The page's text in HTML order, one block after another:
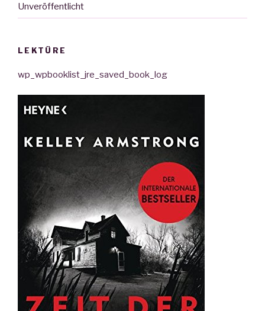
Unveröffentlicht
LEKTÜRE
wp_wpbooklist_jre_saved_book_log